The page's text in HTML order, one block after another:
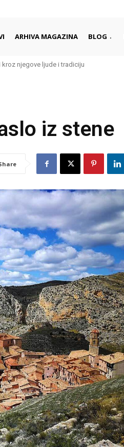
ARHIVA MAGAZINA BLOG
njegove ljude i tradiciju
iz stene